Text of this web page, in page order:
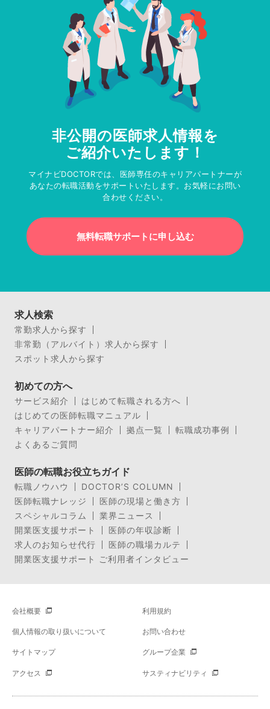
非公開の医師求人情報を
ご紹介いたします！
マイナビDOCTORでは、医師専任のキャリアパートナーが
あなたの転職活動をサポートいたします。お気軽にお問い
合わせください。
無料転職サポートに申し込む
求人検索
常勤求人から探す
非常勤（アルバイト）求人から探す
スポット求人から探す
初めての方へ
サービス紹介
はじめて転職される方へ
はじめての医師転職マニュアル
キャリアパートナー紹介
拠点一覧
転職成功事例
よくあるご質問
医師の転職お役立ちガイド
転職ノウハウ
DOCTOR’S COLUMN
医師転職ナレッジ
医師の現場と働き方
スペシャルコラム
業界ニュース
開業医支援サポート
医師の年収診断
求人のお知らせ代行
医師の職場カルテ
開業医支援サポート ご利用者インタビュー
会社概要 利用規約
個人情報の取り扱いについて お問い合わせ
サイトマップ グループ企業
アクセス サスティナビリティ